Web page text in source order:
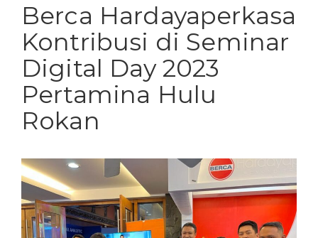
Berca Hardayaperkasa
Kontribusi di Seminar
Digital Day 2023
Pertamina Hulu
Rokan